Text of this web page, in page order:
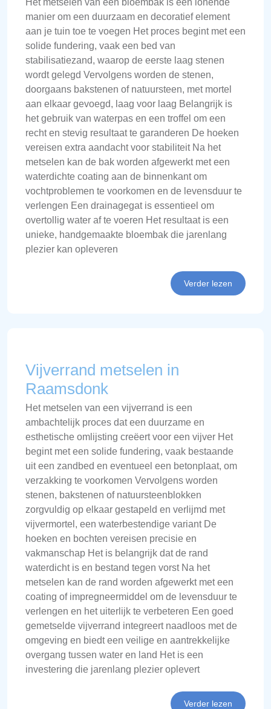
manier om een duurzaam en decoratief element
aan je tuin toe te voegen Het proces begint met een
solide fundering, vaak een bed van
stabilisatiezand, waarop de eerste laag stenen
wordt gelegd Vervolgens worden de stenen,
doorgaans bakstenen of natuursteen, met mortel
aan elkaar gevoegd, laag voor laag Belangrijk is
het gebruik van waterpas en een troffel om een
recht en stevig resultaat te garanderen De hoeken
vereisen extra aandacht voor stabiliteit Na het
metselen kan de bak worden afgewerkt met een
waterdichte coating aan de binnenkant om
vochtproblemen te voorkomen en de levensduur te
verlengen Een drainagegat is essentieel om
overtollig water af te voeren Het resultaat is een
unieke, handgemaakte bloembak die jarenlang
plezier kan opleveren
Verder lezen
Vijverrand metselen in
Raamsdonk
Het metselen van een vijverrand is een
ambachtelijk proces dat een duurzame en
esthetische omlijsting creëert voor een vijver Het
begint met een solide fundering, vaak bestaande
uit een zandbed en eventueel een betonplaat, om
verzakking te voorkomen Vervolgens worden
stenen, bakstenen of natuursteenblokken
zorgvuldig op elkaar gestapeld en verlijmd met
vijvermortel, een waterbestendige variant De
hoeken en bochten vereisen precisie en
vakmanschap Het is belangrijk dat de rand
waterdicht is en bestand tegen vorst Na het
metselen kan de rand worden afgewerkt met een
coating of impregneermiddel om de levensduur te
verlengen en het uiterlijk te verbeteren Een goed
gemetselde vijverrand integreert naadloos met de
omgeving en biedt een veilige en aantrekkelijke
overgang tussen water en land Het is een
investering die jarenlang plezier oplevert
Verder lezen